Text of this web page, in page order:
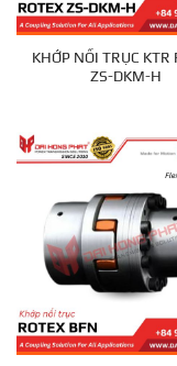
KHỚP NỐI TRỤC KTR
ZS-DKM-H